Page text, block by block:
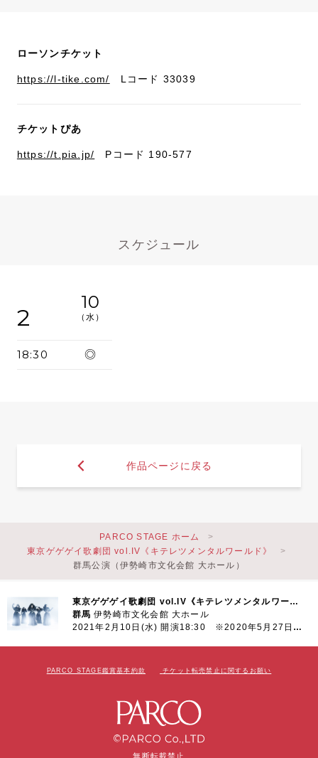
ローソンチケット
https://l-tike.com/ Lコード 33039
チケットぴあ
https://t.pia.jp/ Pコード 190-577
スケジュール
2
10
（水）
18:30 ◎
作品ページに戻る
東京ゲゲゲイ歌劇団 vol.IV《キテレツメンタルワールド》
群馬伊勢崎市文化会館 大ホール
2021年2月10日(水) 開演18:30 ※2020年5月27日(水)より延期
PARCO STAGE ホーム
東京ゲゲゲイ歌劇団 vol.IV《キテレツメンタルワールド》
群馬公演（伊勢崎市文化会館 大ホール）
PARCO STAGE鑑賞基本約款 チケット転売禁止に関するお願い
無断転載禁止